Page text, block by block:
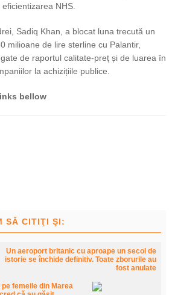
NHS.
Sadiq Khan, a blocat luna trecută un
milioane de lire sterline cu Palantir,
de raportul calitate-preț și de luarea în
la achizițiile publice.
bellow
SĂ CITIŢI ŞI:
Un aeroport britanic cu aproape un secol de
istorie se închide definitiv. Toate zborurile au
fost anulate
femeile din Marea